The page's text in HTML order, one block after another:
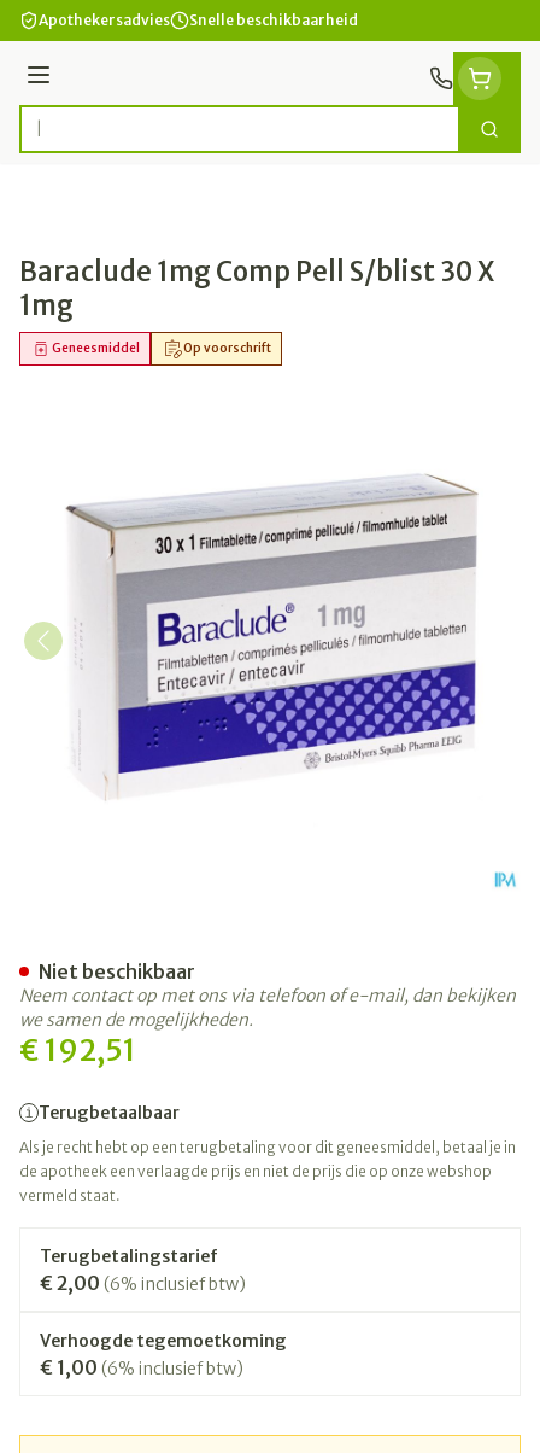
Ga naar de inhoud
Apothekersadvies Snelle beschikbaarheid
Menu
Product, merk, categorie... Zoek
Baraclude 1mg Comp Pell S/blist 30 X
1mg
Op voorschrift
Geneesmiddel
€ 192,51
Terugbetaalbaar
Als je recht hebt op een terugbetaling voor dit geneesmiddel, betaal je in
de apotheek een verlaagde prijs en niet de prijs die op onze webshop
vermeld staat.
Terugbetalingstarief
€ 2,00 (6% inclusief btw)
Verhoogde tegemoetkoming
€ 1,00 (6% inclusief btw)
Niet beschikbaar
Neem contact op met ons via telefoon of e-mail, dan bekijken
we samen de mogelijkheden.